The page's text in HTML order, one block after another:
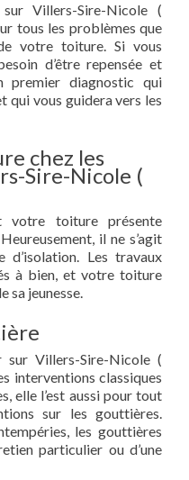
Villers-Sire-Nicole (
tous les problèmes que
votre toiture. Si vous
d’être repensée et
premier diagnostic qui
qui vous guidera vers les
chez les
Sire-Nicole (
votre toiture présente
il ne s’agit
Les travaux
à bien, et votre toiture
sa jeunesse.
Villers-Sire-Nicole (
interventions classiques
elle l’est aussi pour tout
sur les gouttières.
les gouttières
particulier ou d’une